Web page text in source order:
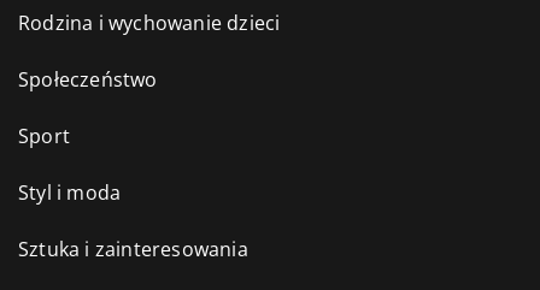
Rodzina i wychowanie dzieci
Społeczeństwo
Sport
Styl i moda
Sztuka i zainteresowania